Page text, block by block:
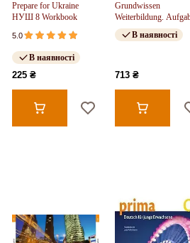
Prepare for Ukraine
НУШ 8 Workbook
5.0
В наявності
225 ₴
Grundwissen
Weiterbildung.
Marketing
В наявності
713 ₴